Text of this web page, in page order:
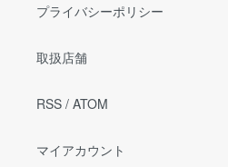
プライバシーポリシー
取扱店舗
RSS / ATOM
マイアカウント